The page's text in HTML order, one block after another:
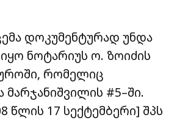
დოკუმენტურად უნდა
ნოტარიუს ო. ზოიძის
რომელიც
#5–ში.
წლის 17 სექტემბერი] შპს